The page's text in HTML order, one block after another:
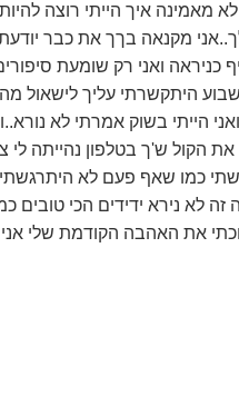
מאמינה איך הייתי רוצה
מקנאה בךך את כבר
כניראה ואני רק שומעת
היתקשרתי עליך לישאול מה
הייתי בשוק אמרתי לא
הקול ש'ך בטלפון נהייתה לי
כמו שאף פעם לא
זה לא נירא ידידים הכי טובים
את האהבה הקודמת שלי